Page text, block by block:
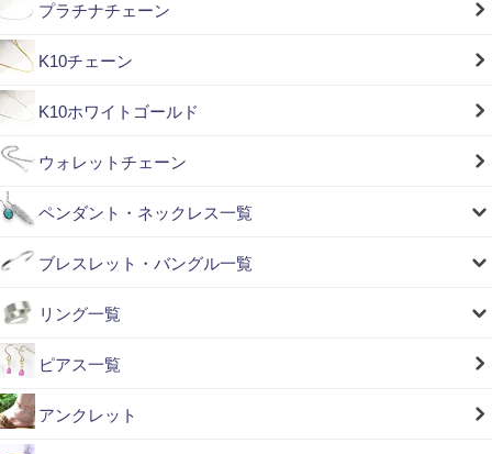
プラチナチェーン
K10チェーン
K10ホワイトゴールド
ウォレットチェーン
ペンダント・ネックレス一覧
ブレスレット・バングル一覧
リング一覧
ピアス一覧
アンクレット